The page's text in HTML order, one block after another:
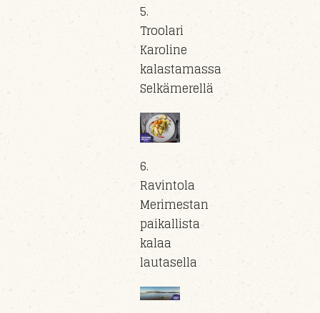
5.
Troolari
Karoline
kalastamassa
Selkämerellä
6.
Ravintola
Merimestan
paikallista
kalaa
lautasella